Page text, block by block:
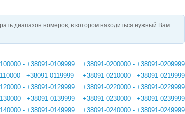
диапазон номеров, в котором находиться нужный Вам
- +38091-0109999
- +38091-0119999
- +38091-0129999
- +38091-0139999
- +38091-0149999
+38091-0200000 - +38091-0209999
+38091-0210000 - +38091-0219999
+38091-0220000 - +38091-0229999
+38091-0230000 - +38091-0239999
+38091-0240000 - +38091-0249999